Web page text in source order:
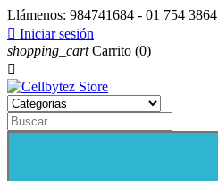
Llámenos: 984741684 - 01 754 3864
 Iniciar sesión
shopping_cart Carrito (0)
